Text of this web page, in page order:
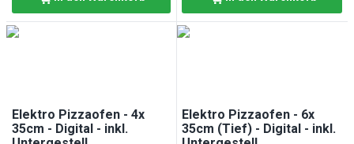
Elektro Pizzaofen - 4x
35cm - Digital - inkl.
Elektro Pizzaofen - 6x
35cm (Tief) - Digital - inkl.